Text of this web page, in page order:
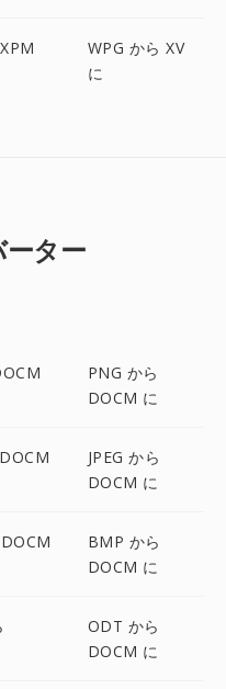
WPG から XV
に
ター
PNG から
DOCM に
JPEG から
DOCM に
BMP から
DOCM に
ODT から
DOCM に